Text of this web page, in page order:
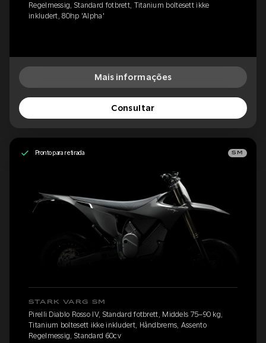
Regelmessig, Standard fotbrett, Titanium boltesett ikke
inkludert, 80hp 'Alpha'
Mais informações
Consultar
Pronto para retirada SM
STARK VARG SM
Pirelli Diablo Rosso IV, Standard fotbrett, Middels 75–90 kg,
Titanium boltesett ikke inkludert, Håndbrems, Assento
Regelmessig, Standard 60cv